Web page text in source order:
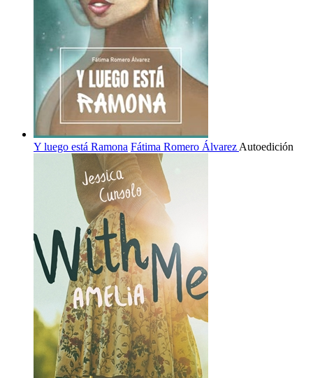
Y luego está Ramona Fátima Romero Álvarez Autoedición